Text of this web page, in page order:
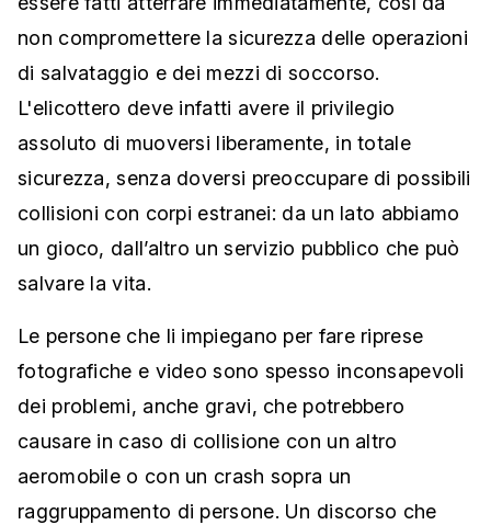
non compromettere la sicurezza delle operazioni
di salvataggio e dei mezzi di soccorso.
L'elicottero deve infatti avere il privilegio
assoluto di muoversi liberamente, in totale
sicurezza, senza doversi preoccupare di possibili
collisioni con corpi estranei: da un lato abbiamo
un gioco, dall’altro un servizio pubblico che può
salvare la vita.
Le persone che li impiegano per fare riprese
fotografiche e video sono spesso inconsapevoli
dei problemi, anche gravi, che potrebbero
causare in caso di collisione con un altro
aeromobile o con un crash sopra un
raggruppamento di persone. Un discorso che